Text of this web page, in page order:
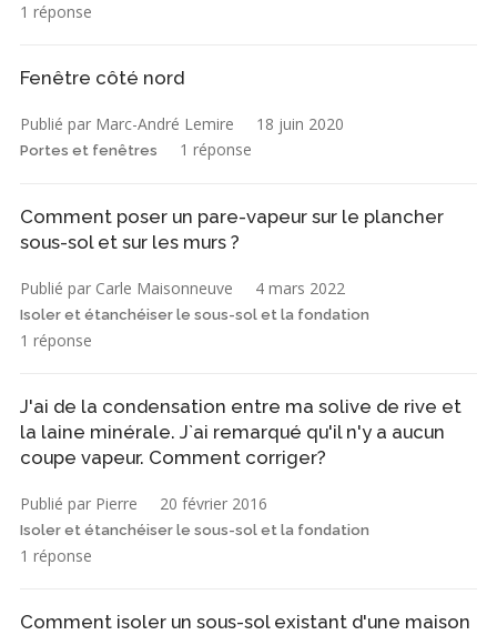
1 réponse
Fenêtre côté nord
Publié par Marc-André Lemire 18 juin 2020
Portes et fenêtres 1 réponse
Comment poser un pare-vapeur sur le plancher
sous-sol et sur les murs ?
Publié par Carle Maisonneuve 4 mars 2022
Isoler et étanchéiser le sous-sol et la fondation
1 réponse
J'ai de la condensation entre ma solive de rive et
la laine minérale. J`ai remarqué qu'il n'y a aucun
coupe vapeur. Comment corriger?
Publié par Pierre 20 février 2016
Isoler et étanchéiser le sous-sol et la fondation
1 réponse
Comment isoler un sous-sol existant d'une maison